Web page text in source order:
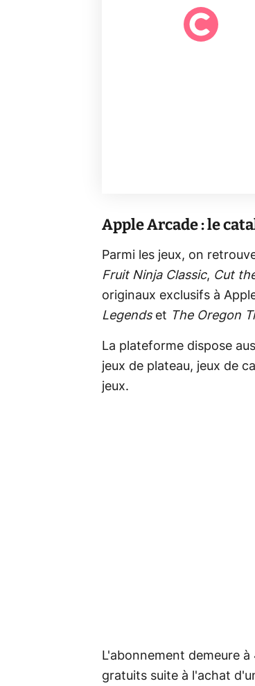
Apple Arcade : le
Parmi les jeux, on
Fruit Ninja Classic, Cut
originaux exclusifs à
Legends et The Oregon
La plateforme dispose
jeux de plateau, jeux de
jeux.
L'abonnement demeure
gratuits suite à l'achat